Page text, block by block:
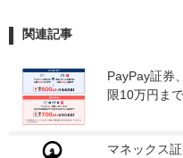
関連記事
PayPay証券
限10万円ま
マネックス